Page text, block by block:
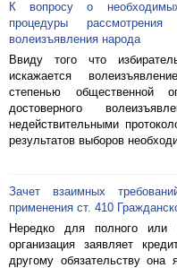
К вопросу о
процедуры
волеизъявления народа
Ввиду того что
искажается
степенью общественной
достоверного
недействительными
результатов выборов
Зачет взаимных
применения ст. 410
Нередко для полного или
организация заявляет
другому обязательству